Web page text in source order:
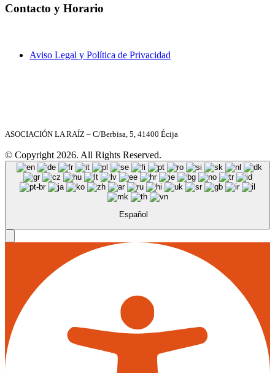
Contacto y Horario
Aviso Legal y Política de Privacidad
ASOCIACIÓN LA RAÍZ – C/Berbisa, 5, 41400 Écija
© Copyright 2026. All Rights Reserved.
Español